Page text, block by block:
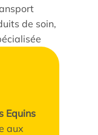
de soin,
Equins
aux